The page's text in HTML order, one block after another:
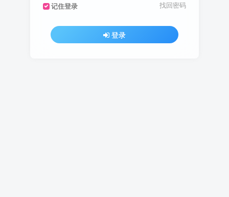
记住登录 找回密码
登录